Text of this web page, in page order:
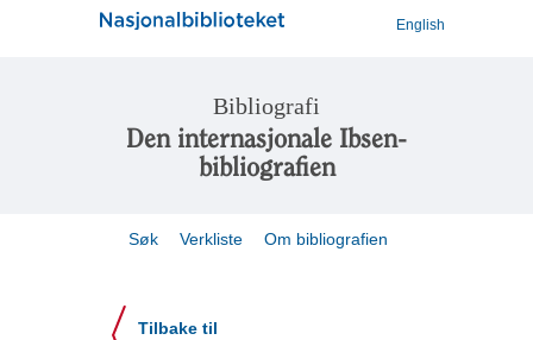
English
Bibliografi
Den internasjonale Ibsen-
bibliografien
Søk Verkliste Om bibliografien
Tilbake til